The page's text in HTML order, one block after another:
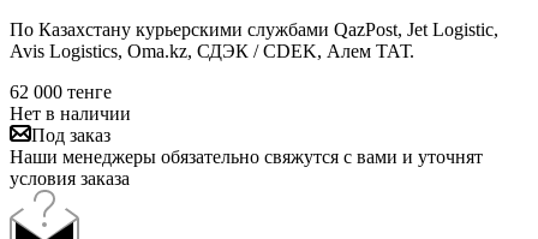
По Казахстану курьерскими службами QazPost, Jet Logistic,
Avis Logistics, Oma.kz, СДЭК / CDEK, Алем ТАТ.
62 000 тенге
Нет в наличии
Под заказ
Наши менеджеры обязательно свяжутся с вами и уточнят
условия заказа